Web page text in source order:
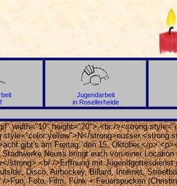
Jugendarbeit
in Rosellerheide
width="10" height="20"> <br /><strong
strong>eusser <strong
gibt's am Freitag, den 15. Oktober.</p>
Neuss bringt euch von einer
strong> <br />Erffnung mit
Disco, Airhockey, Billard, Internet,
Foto, Film, Funk + Feuerspucken